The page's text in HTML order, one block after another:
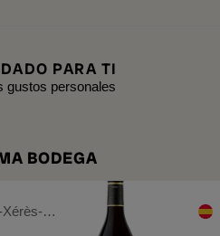
PARA TI
gustos personales
BODEGA
Sherry